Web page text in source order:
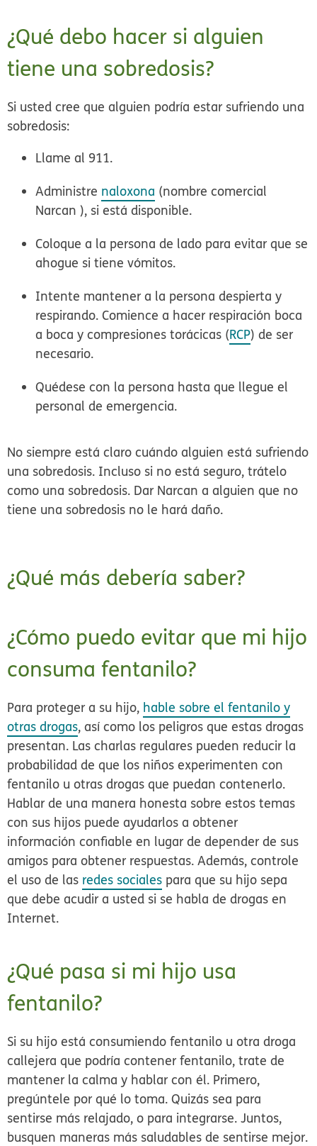
¿Qué debo hacer si alguien
tiene una sobredosis?
Si usted cree que alguien podría estar sufriendo una
sobredosis:
Llame al 911.
Administre naloxona (nombre comercial
Narcan ), si está disponible.
Coloque a la persona de lado para evitar que se
ahogue si tiene vómitos.
Intente mantener a la persona despierta y
respirando. Comience a hacer respiración boca
a boca y compresiones torácicas (RCP) de ser
necesario.
Quédese con la persona hasta que llegue el
personal de emergencia.
No siempre está claro cuándo alguien está sufriendo
una sobredosis. Incluso si no está seguro, trátelo
como una sobredosis. Dar Narcan a alguien que no
tiene una sobredosis no le hará daño.
¿Qué más debería saber?
¿Cómo puedo evitar que mi hijo
consuma fentanilo?
Para proteger a su hijo, hable sobre el fentanilo y
otras drogas, así como los peligros que estas drogas
presentan. Las charlas regulares pueden reducir la
probabilidad de que los niños experimenten con
fentanilo u otras drogas que puedan contenerlo.
Hablar de una manera honesta sobre estos temas
con sus hijos puede ayudarlos a obtener
información confiable en lugar de depender de sus
amigos para obtener respuestas. Además, controle
el uso de las redes sociales para que su hijo sepa
que debe acudir a usted si se habla de drogas en
Internet.
¿Qué pasa si mi hijo usa
fentanilo?
Si su hijo está consumiendo fentanilo u otra droga
callejera que podría contener fentanilo, trate de
mantener la calma y hablar con él. Primero,
pregúntele por qué lo toma. Quizás sea para
sentirse más relajado, o para integrarse. Juntos,
busquen maneras más saludables de sentirse mejor.